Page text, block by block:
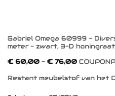
Gabriel Omega 60999 –
meter – zwart, 3-D
€ 60,00 - € 76,00
€ 76,00
Restant meubelstof van het